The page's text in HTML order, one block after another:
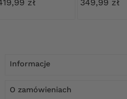
zł 349,99 zł
Informacje
O zamówieniach